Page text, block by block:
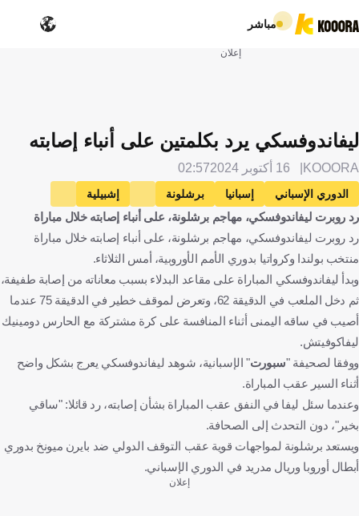
مباشر
إعلان
ليفاندوفسكي يرد بكلمتين على أنباء إصابته
KOOORA 16 أكتوبر 2024 02:57
الدوري الإسباني إسبانيا برشلونة
إشبيلية
بولندا
بولندا كرواتيا
كرواتيا
روبرت ليفاندوفسكي
كرة قدم
رد روبرت ليفاندوفسكي، مهاجم برشلونة، على أنباء إصابته خلال مباراة
رد روبرت ليفاندوفسكي، مهاجم برشلونة، على أنباء إصابته خلال مباراة
منتخب بولندا وكرواتيا بدوري الأمم الأوروبية، أمس الثلاثاء.
وبدأ ليفاندوفسكي المباراة على مقاعد البدلاء بسبب معاناته من إصابة طفيفة،
ثم دخل الملعب في الدقيقة 62، وتعرض لموقف خطير في الدقيقة 75 عندما
أصيب في ساقه اليمنى أثناء المنافسة على كرة مشتركة مع الحارس دومينيك
ليفاكوفيتش.
ووفقا لصحيفة "سبورت" الإسبانية، شوهد ليفاندوفسكي يعرج بشكل واضح
أثناء السير عقب المباراة.
وعندما سئل ليفا في النفق عقب المباراة بشأن إصابته، رد قائلا: "ساقي
بخير"، دون التحدث إلى الصحافة.
ويستعد برشلونة لمواجهات قوية عقب التوقف الدولي ضد بايرن ميونخ بدوري
أبطال أوروبا وريال مدريد في الدوري الإسباني.
إعلان